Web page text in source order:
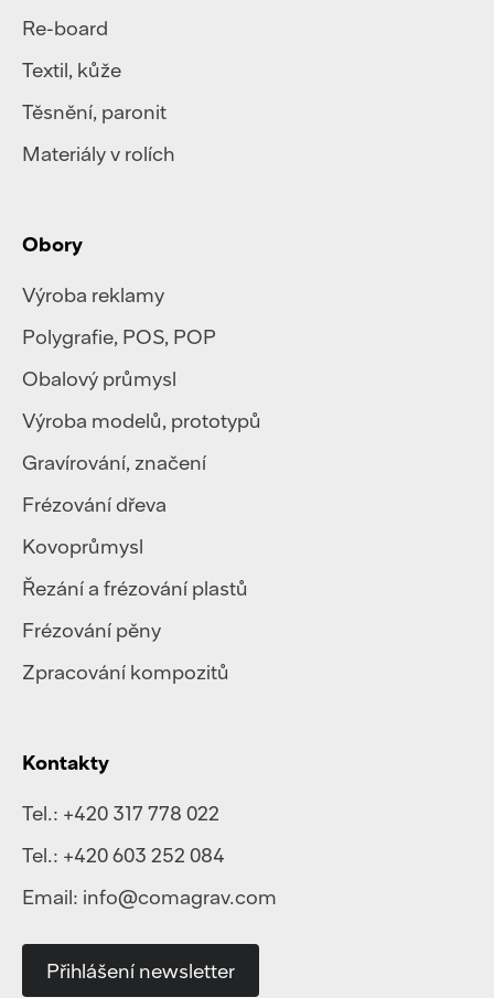
Re-board
Textil, kůže
Těsnění, paronit
Materiály v rolích
Obory
Výroba reklamy
Polygrafie, POS, POP
Obalový průmysl
Výroba modelů, prototypů
Gravírování, značení
Frézování dřeva
Kovoprůmysl
Řezání a frézování plastů
Frézování pěny
Zpracování kompozitů
Kontakty
Tel.: +420 317 778 022
Tel.: +420 603 252 084
Email: info@comagrav.com
Přihlášení newsletter